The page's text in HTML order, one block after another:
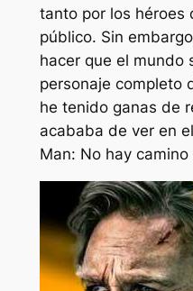
tanto por los héroes
público. Sin
hacer que el mundo
personaje completo
he tenido ganas de
acababa de ver en
Man: No hay camino